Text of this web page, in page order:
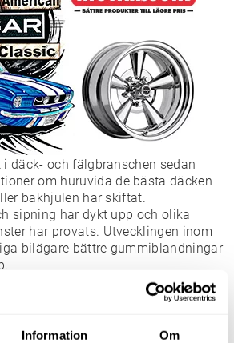
Information Om
däck- och fälgbranschen sedan
om huruvida de bästa däcken
bakhjulen har skiftat.
sipning har dykt upp och olika
har provats. Utvecklingen inom
bilägare bättre gummiblandningar
och nya har tillkommit. Vad som
är några av de lagar som